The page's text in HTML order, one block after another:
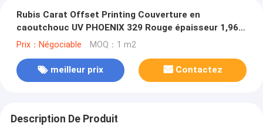
Rubis Carat Offset Printing Couverture en
caoutchouc UV PHOENIX 329 Rouge épaisseur 1,96
mm
Prix：Négociable MOQ：1 m2
meilleur prix Contactez
Description De Produit